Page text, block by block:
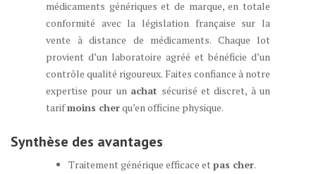
médicaments génériques et de marque, en totale
conformité avec la législation française sur la
vente à distance de médicaments. Chaque lot
provient d’un laboratoire agréé et bénéficie d’un
contrôle qualité rigoureux. Faites confiance à notre
expertise pour un achat sécurisé et discret, à un
tarifmoins cherqu’en officine physique.
Synthèse des avantages
Traitement générique efficace etpas cher.